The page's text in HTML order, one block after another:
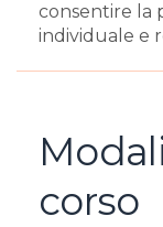
consentire la
individuale e
corso